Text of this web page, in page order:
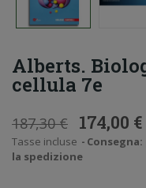
Alberts.
cellula 7e
187,30 € 174,00 €
Tasse incluse
la spedizione